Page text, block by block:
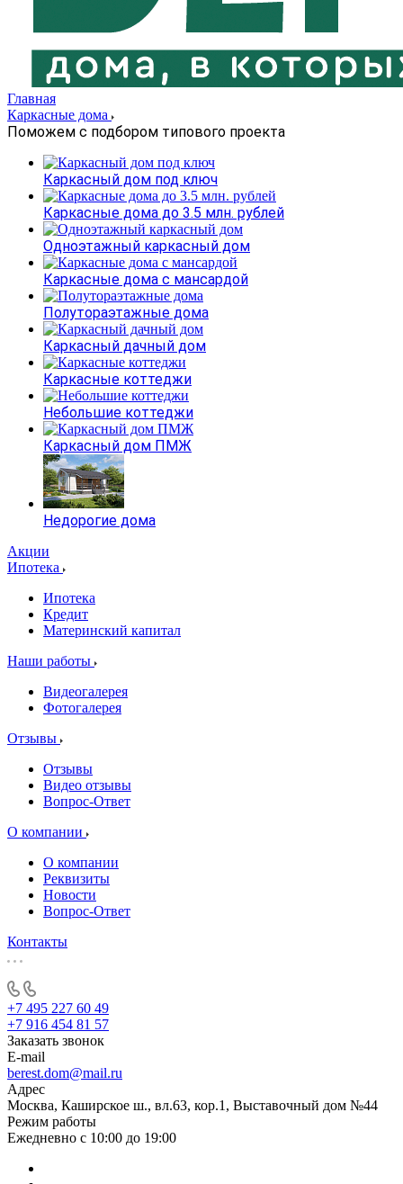
Главная
Каркасные дома
Поможем с подбором типового проекта
Каркасный дом под ключ
Каркасные дома до 3.5 млн. рублей
Одноэтажный каркасный дом
Каркасные дома с мансардой
Полутораэтажные дома
Каркасный дачный дом
Каркасные коттеджи
Небольшие коттеджи
Каркасный дом ПМЖ
Недорогие дома
Акции
Ипотека
Ипотека
Кредит
Материнский капитал
Наши работы
Видеогалерея
Фотогалерея
Отзывы
Отзывы
Видео отзывы
Вопрос-Ответ
О компании
О компании
Реквизиты
Новости
Вопрос-Ответ
Контакты
+7 495 227 60 49
+7 916 454 81 57
Заказать звонок
E-mail
berest.dom@mail.ru
Адрес
Москва, Каширское ш., вл.63, кор.1, Выставочный дом №44
Режим работы
Ежедневно с 10:00 до 19:00